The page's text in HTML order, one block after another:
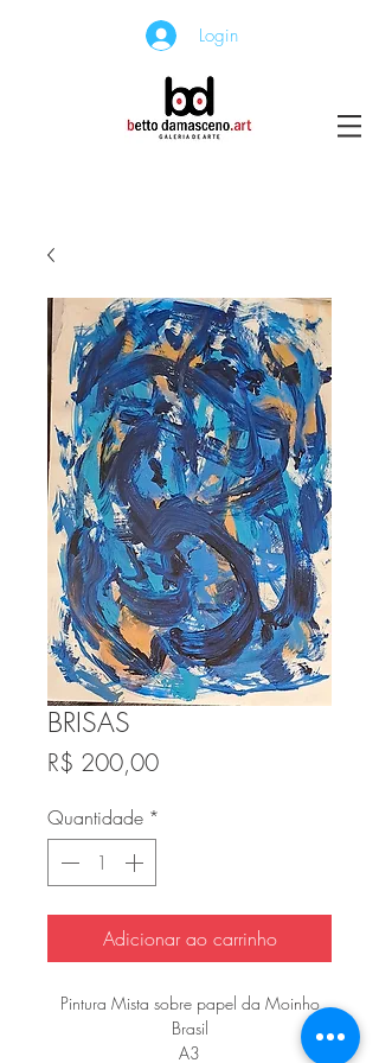
Login
BRISAS
R$ 200,00Preço
Quantidade *
Adicionar ao carrinho
Pintura Mista sobre papel da Moinho
Brasil
A3